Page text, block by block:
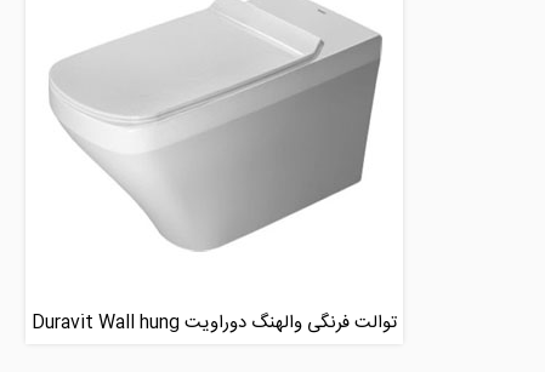
توالت فرنگی والهنگ دوراویت Duravit Wall hung